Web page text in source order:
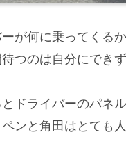
ーが何に乗ってくる
つのは自分にでき
ドライバーのパネ
ンと角田はとても